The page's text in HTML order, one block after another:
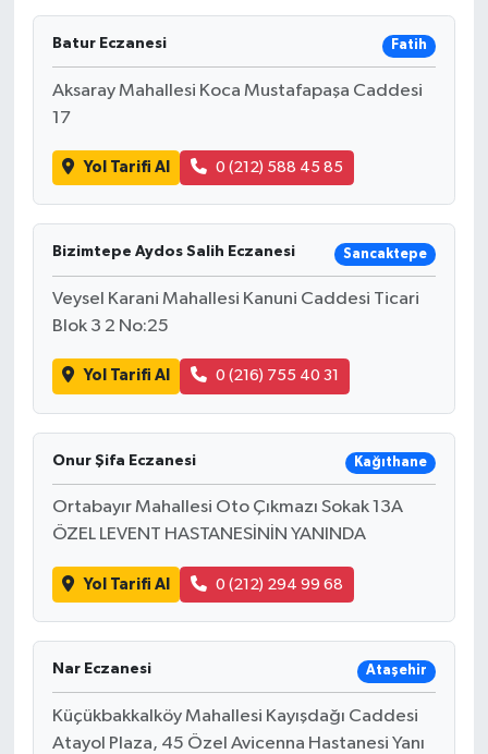
Batur Eczanesi Fatih
Aksaray Mahallesi Koca Mustafapaşa Caddesi
17
Yol Tarifi Al 0 (212) 588 45 85
Bizimtepe Aydos Salih Eczanesi Sancaktepe
Veysel Karani Mahallesi Kanuni Caddesi Ticari
Blok 3 2 No:25
Yol Tarifi Al 0 (216) 755 40 31
Onur Şifa Eczanesi Kağıthane
Ortabayır Mahallesi Oto Çıkmazı Sokak 13A
ÖZEL LEVENT HASTANESİNİN YANINDA
Yol Tarifi Al 0 (212) 294 99 68
Nar Eczanesi Ataşehir
Küçükbakkalköy Mahallesi Kayışdağı Caddesi
Atayol Plaza, 45 Özel Avicenna Hastanesi Yanı